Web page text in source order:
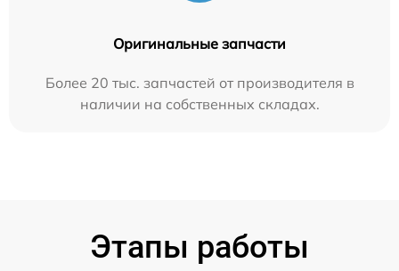
Оригинальные запчасти
Более 20 тыс. запчастей от производителя в
наличии на собственных складах.
Этапы работы